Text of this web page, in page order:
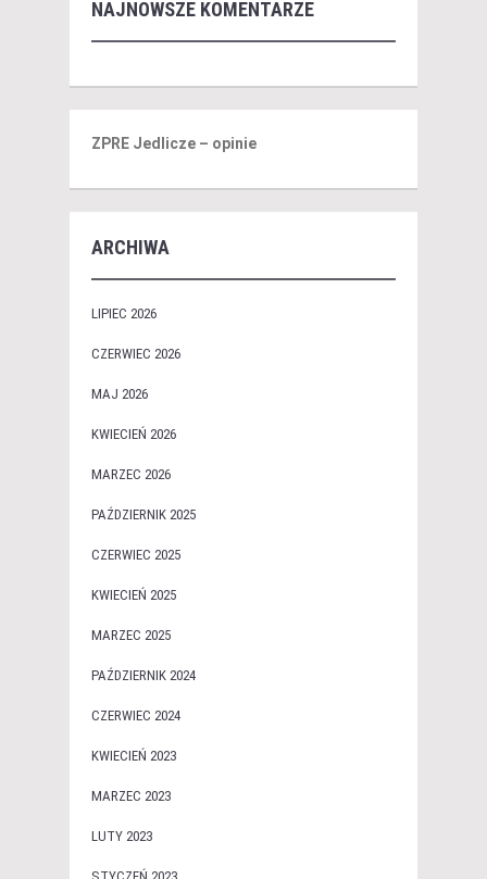
NAJNOWSZE KOMENTARZE
ZPRE Jedlicze – opinie
ARCHIWA
LIPIEC 2026
CZERWIEC 2026
MAJ 2026
KWIECIEŃ 2026
MARZEC 2026
PAŹDZIERNIK 2025
CZERWIEC 2025
KWIECIEŃ 2025
MARZEC 2025
PAŹDZIERNIK 2024
CZERWIEC 2024
KWIECIEŃ 2023
MARZEC 2023
LUTY 2023